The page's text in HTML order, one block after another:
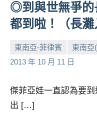
◎到與世無爭的
都到啦！（長灘
東南亞-菲律賓
東南亞
2013 年 10 月 11 日
小
No
傑菲亞娃一直認為要
出 […]